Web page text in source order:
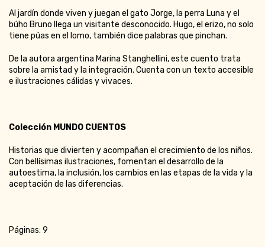
Al jardín donde viven y juegan el gato Jorge, la perra Luna y el
búho Bruno llega un visitante desconocido. Hugo, el erizo, no solo
tiene púas en el lomo, también dice palabras que pinchan.
De la autora argentina Marina Stanghellini, este cuento trata
sobre la amistad y la integración. Cuenta con un texto accesible
e ilustraciones cálidas y vivaces.
Colección MUNDO CUENTOS
Historias que divierten y acompañan el crecimiento de los niños.
Con bellísimas ilustraciones, fomentan el desarrollo de la
autoestima, la inclusión, los cambios en las etapas de la vida y la
aceptación de las diferencias.
Páginas: 9